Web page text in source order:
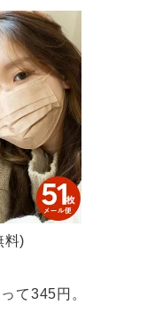
料)
て345円。